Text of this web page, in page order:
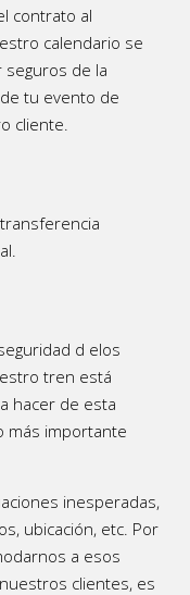
contrato al
calendario se
de la
tu evento de
cliente.
d elos
tren está
hacer de esta
más importante
inesperadas,
ubicación, etc. Por
a esos
clientes, es